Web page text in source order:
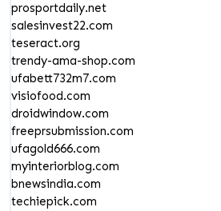
prosportdaily.net
salesinvest22.com
teseract.org
trendy-ama-shop.com
ufabett732m7.com
visiofood.com
droidwindow.com
freeprsubmission.com
ufagold666.com
myinteriorblog.com
bnewsindia.com
techiepick.com